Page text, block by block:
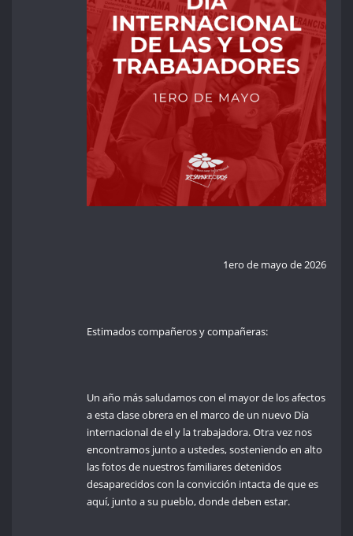
1ero de mayo de 2026
Estimados compañeros y compañeras:
Un año más saludamos con el mayor de los afectos
a esta clase obrera en el marco de un nuevo Día
internacional de el y la trabajadora. Otra vez nos
encontramos junto a ustedes, sosteniendo en alto
las fotos de nuestros familiares detenidos
desaparecidos con la convicción intacta de que es
aquí, junto a su pueblo, donde deben estar.